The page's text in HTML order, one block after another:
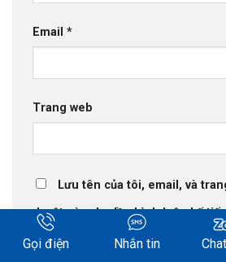
Email *
Trang web
Lưu tên của tôi, email, và
duyệt này cho lần bình luận kế
Gọi điện Nhắn tin